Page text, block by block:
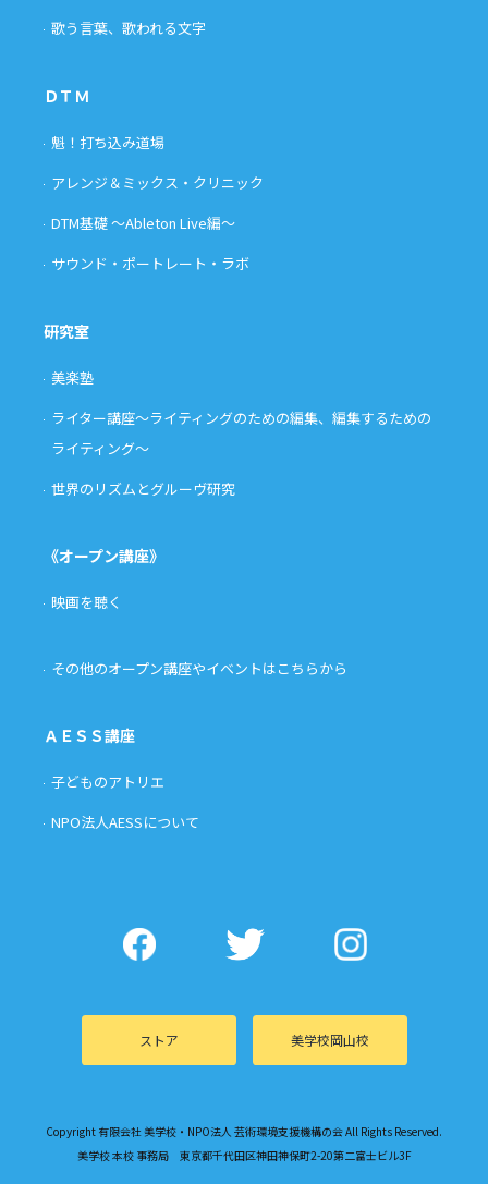
歌う言葉、歌われる文字
ＤＴＭ
魁！打ち込み道場
アレンジ＆ミックス・クリニック
DTM基礎 〜Ableton Live編〜
サウンド・ポートレート・ラボ
研究室
美楽塾
ライター講座〜ライティングのための編集、編集するための
ライティング〜
世界のリズムとグルーヴ研究
《オープン講座》
映画を聴く
その他のオープン講座やイベントはこちらから
ＡＥＳＳ講座
子どものアトリエ
NPO法人AESSについて
ストア 美学校岡山校
Copyright 有限会社 美学校・NPO法人 芸術環境支援機構の会 All Rights Reserved.
美学校 本校 事務局 東京都千代田区神田神保町2-20第二富士ビル3F